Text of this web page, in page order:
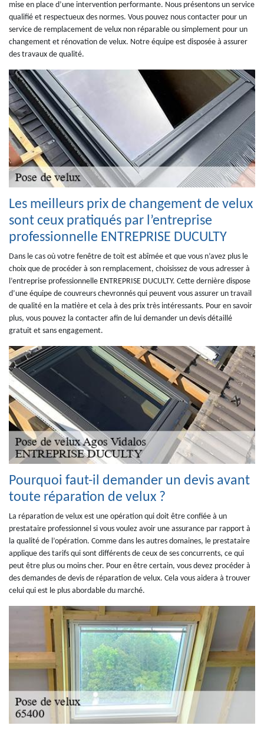
mise en place d’une intervention performante. Nous présentons un service
qualifié et respectueux des normes. Vous pouvez nous contacter pour un
service de remplacement de velux non réparable ou simplement pour un
changement et rénovation de velux. Notre équipe est disposée à assurer
des travaux de qualité.
Les meilleurs prix de changement de velux
sont ceux pratiqués par l’entreprise
professionnelle ENTREPRISE DUCULTY
Dans le cas où votre fenêtre de toit est abîmée et que vous n’avez plus le
choix que de procéder à son remplacement, choisissez de vous adresser à
l’entreprise professionnelle ENTREPRISE DUCULTY. Cette dernière dispose
d’une équipe de couvreurs chevronnés qui peuvent vous assurer un travail
de qualité en la matière et cela à des prix très intéressants. Pour en savoir
plus, vous pouvez la contacter afin de lui demander un devis détaillé
gratuit et sans engagement.
Pourquoi faut-il demander un devis avant
toute réparation de velux ?
La réparation de velux est une opération qui doit être confiée à un
prestataire professionnel si vous voulez avoir une assurance par rapport à
la qualité de l’opération. Comme dans les autres domaines, le prestataire
applique des tarifs qui sont différents de ceux de ses concurrents, ce qui
peut être plus ou moins cher. Pour en être certain, vous devez procéder à
des demandes de devis de réparation de velux. Cela vous aidera à trouver
celui qui est le plus abordable du marché.